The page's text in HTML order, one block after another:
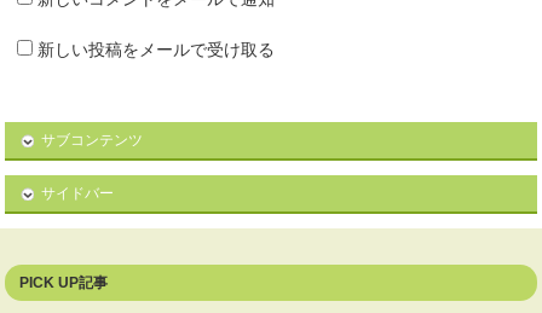
新しい投稿をメールで受け取る
サブコンテンツ
サイドバー
PICK UP記事